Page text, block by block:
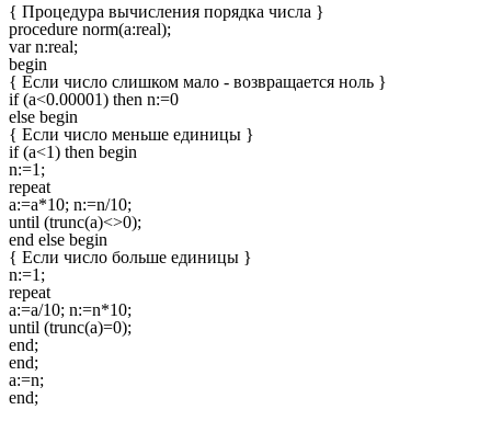
{ Процедура вычисления порядка числа }
procedure norm(a:real);
var n:real;
begin
{ Если число слишком мало - возвращается ноль }
if (a<0.00001) then n:=0
else begin
{ Если число меньше единицы }
if (a<1) then begin
n:=1;
repeat
a:=a*10; n:=n/10;
until (trunc(a)<>0);
end else begin
{ Если число больше единицы }
n:=1;
repeat
a:=a/10; n:=n*10;
until (trunc(a)=0);
end;
end;
a:=n;
end;